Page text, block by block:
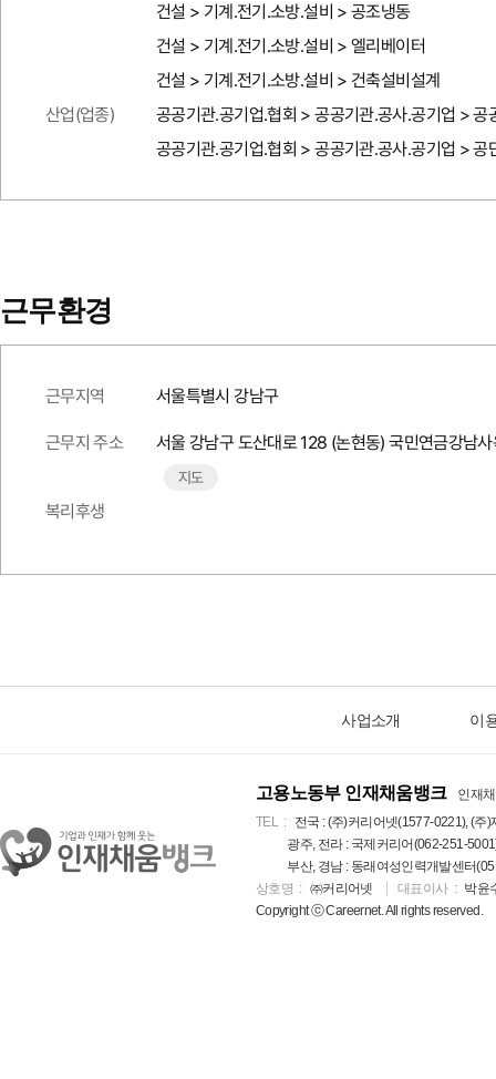
건설 > 기계.전기.소방.설비 > 공조냉동
건설 > 기계.전기.소방.설비 > 엘리베이터
건설 > 기계.전기.소방.설비 > 건축설비설계
산업(업종)
공공기관.공기업.협회 > 공공기관.공사.공기업 > 공
공공기관.공기업.협회 > 공공기관.공사.공기업 > 공
근무환경
근무지역 서울특별시 강남구
근무지 주소 서울 강남구 도산대로 128 (논현동) 국민연금강남사
지도
복리후생
사업소개 이
고용노동부 인재채움뱅크
인재
TEL
전국 : (주)커리어넷(1577-0221), (
광주, 전라 : 국제커리어(062-251-
부산, 경남 : 동래여성인력개발센터
상호명
㈜커리어넷 대표이사
박윤
Copyright ⓒ Careernet. All rights reserved.